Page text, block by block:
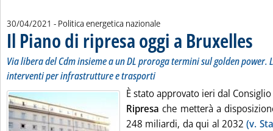
30/04/2021 - Politica energetica nazionale
Il Piano di ripresa oggi a Bruxelles
Via libera del Cdm insieme a un DL proroga termini sul golden power.
interventi per infrastrutture e trasporti
È stato approvato ieri dal
Ripresa che metterà a
248 miliardi, da qui al 2032(v.